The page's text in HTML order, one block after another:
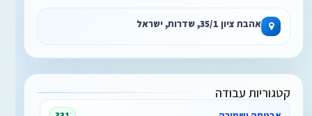
אהבת ציון 35/1, שדרות, ישראל
קטגוריות עבודה